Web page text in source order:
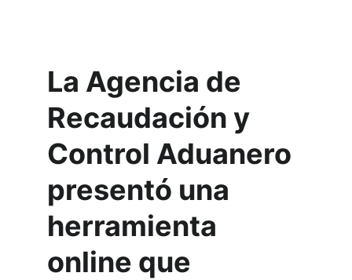
La Agencia de
Recaudación y
Control Aduanero
presentó una
herramienta
online que